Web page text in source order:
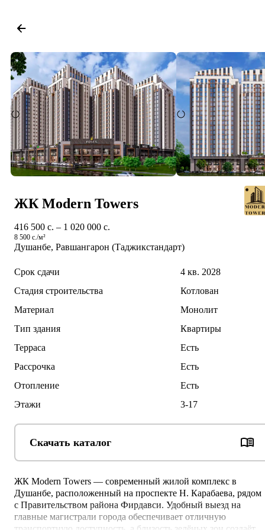
ЖК Modern Towers
416 500 c. – 1 020 000 c.
8 500 c./м²
Душанбе, Равшангарон (Таджикстандарт)
Срок сдачи
4 кв. 2028
Стадия строительства
Котлован
Материал
Монолит
Тип здания
Квартиры
Терраса
Есть
Рассрочка
Есть
Отопление
Есть
Этажи
3-17
Скачать каталог
ЖК Modern Towers — современный жилой комплекс в
Душанбе, расположенный на проспекте Н. Карабаева, рядом
с Правительством района Фирдавси. Удобный выезд на
главные магистрали города обеспечивает отличную